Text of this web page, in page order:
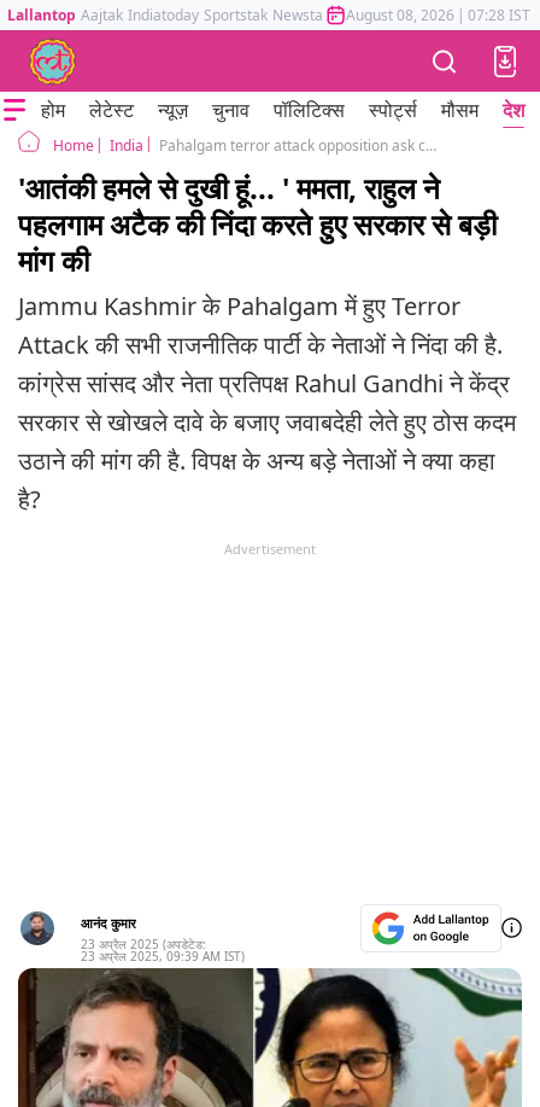
Lallantop Aajtak Indiatoday Sportstak Newstak Mumbai Tak Astrotak
August 08, 2026 | 07:28 IST
होम लेटेस्ट न्यूज़ चुनाव पॉलिटिक्स स्पोर्ट्स मौसम देश
Home India Pahalgam terror attack opposition ask centre to seek accontability
'आतंकी हमले से दुखी हूं... ' ममता, राहुल ने
पहलगाम अटैक की निंदा करते हुए सरकार से बड़ी
मांग की
Jammu Kashmir के Pahalgam में हुए Terror
Attack की सभी राजनीतिक पार्टी के नेताओं ने निंदा की है.
कांग्रेस सांसद और नेता प्रतिपक्ष Rahul Gandhi ने केंद्र
सरकार से खोखले दावे के बजाए जवाबदेही लेते हुए ठोस कदम
उठाने की मांग की है. विपक्ष के अन्य बड़े नेताओं ने क्या कहा
है?
Advertisement
आनंद कुमार
23 अप्रैल 2025 (अपडेटेड:
23 अप्रैल 2025, 09:39 AM IST)